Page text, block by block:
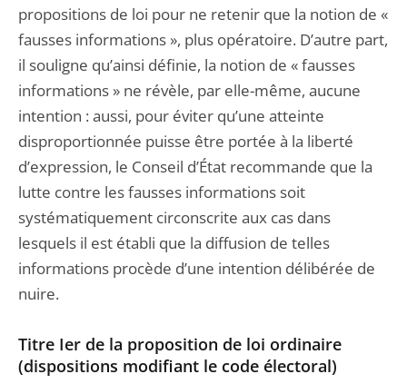
propositions de loi pour ne retenir que la notion de «
fausses informations », plus opératoire. D’autre part,
il souligne qu’ainsi définie, la notion de « fausses
informations » ne révèle, par elle-même, aucune
intention : aussi, pour éviter qu’une atteinte
disproportionnée puisse être portée à la liberté
d’expression, le Conseil d’État recommande que la
lutte contre les fausses informations soit
systématiquement circonscrite aux cas dans
lesquels il est établi que la diffusion de telles
informations procède d’une intention délibérée de
nuire.
Titre Ier de la proposition de loi ordinaire
(dispositions modifiant le code électoral)